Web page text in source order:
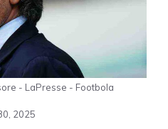
- LaPresse - Footbola
2025